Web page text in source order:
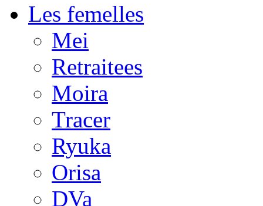
Les femelles
Mei
Retraitees
Moira
Tracer
Ryuka
Orisa
DVa